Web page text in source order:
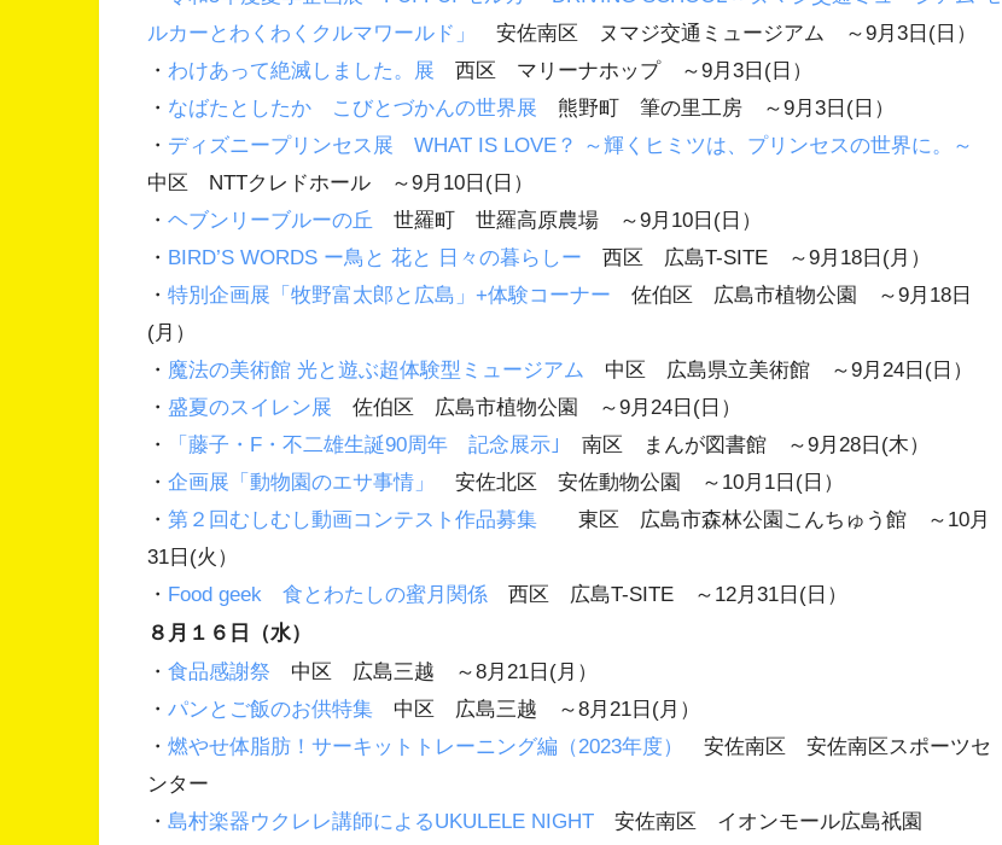
ルカーとわくわくクルマワールド」
安佐南区 ヌマジ交通ミュージアム ～9月3日(日）
・ わけあって絶滅しました。展 西区 マリーナホップ ～9月3日(日）
・ なばたとしたか こびとづかんの世界展 熊野町 筆の里工房 ～9月3日(日）
・ ディズニープリンセス展 WHAT IS LOVE？ ～輝くヒミツは、プリンセスの世界に。～
中区 NTTクレドホール ～9月10日(日）
・ ヘブンリーブルーの丘
世羅町 世羅高原農場 ～9月10日(日）
・ BIRD’S WORDS ー鳥と 花と 日々の暮らしー 西区 広島T-SITE ～9月18日(月）
・ 特別企画展「牧野富太郎と広島」+体験コーナー 佐伯区 広島市植物公園 ～9月18日
(月）
・ 魔法の美術館 光と遊ぶ超体験型ミュージアム 中区 広島県立美術館 ～9月24日(日）
・ 盛夏のスイレン展 佐伯区 広島市植物公園 ～9月24日(日）
・
「藤子・F・不二雄生誕90周年 記念展示｣
南区 まんが図書館 ～9月28日(木）
・ 企画展「動物園のエサ事情」
安佐北区 安佐動物公園 ～10月1日(日）
・ 第２回むしむし動画コンテスト作品募集
東区 広島市森林公園こんちゅう館 ～10月
31日(火）
・ Food geek 食とわたしの蜜月関係 西区 広島T-SITE ～12月31日(日）
８月１６日（水）
・ 食品感謝祭 中区 広島三越 ～8月21日(月）
・ パンとご飯のお供特集 中区 広島三越 ～8月21日(月）
・ 燃やせ体脂肪！サーキットトレーニング編（2023年度）
安佐南区 安佐南区スポーツセ
ンター
・ 島村楽器ウクレレ講師によるUKULELE NIGHT 安佐南区 イオンモール広島祇園